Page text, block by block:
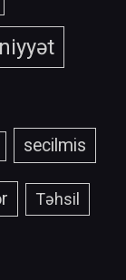
secilmis
Təhsil